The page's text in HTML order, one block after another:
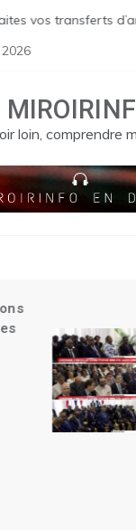
de
d’argent
loin, comprendre
Installation des
gouvernement|
ministres
Trois policiers
dans un guet-
d’un évadé de
rentrer aux